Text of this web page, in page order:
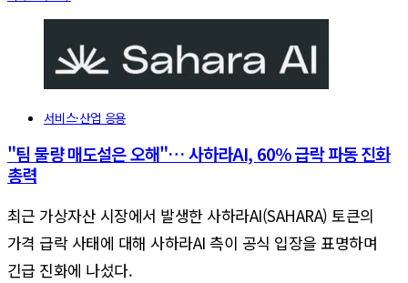
서비스·산업 응용
"팀 물량 매도설은 오해"… 사하라AI, 60% 급락 파동 진화
총력
최근 가상자산 시장에서 발생한 사하라AI(SAHARA) 토큰의
가격 급락 사태에 대해 사하라AI 측이 공식 입장을 표명하며
긴급 진화에 나섰다.